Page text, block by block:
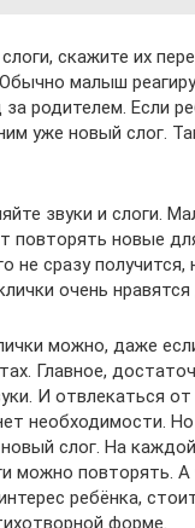
скажите их
малыш
родителем. Если
уже новый слог.
звуки и слоги.
повторять новые
не сразу
очень нравятся
можно, даже
Главное,
И отвлекаться
необходимости.
слог. На
можно повторять.
ребёнка,
форме.